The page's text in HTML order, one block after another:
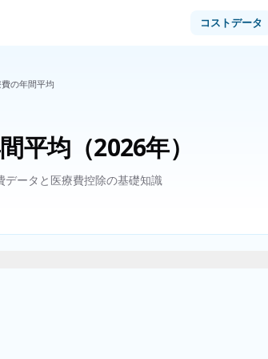
コストデータ
の年間平均
平均 （2026年）
データと医療費控除の基礎知識